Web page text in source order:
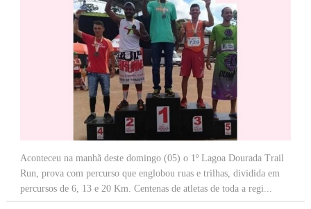
Aconteceu na manhã deste domingo (05) o 1º Lagoa Dourada Trail
Run, prova com percurso que englobou ruas e trilhas, dividida em
percursos de 6, 13 e 20 Km. Centenas de atletas de toda a regi...